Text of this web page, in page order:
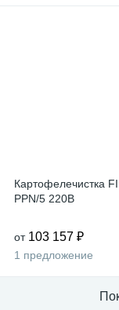
Картофелечистка
PPN/5 220В
от 103 157 ₽
1 предложение